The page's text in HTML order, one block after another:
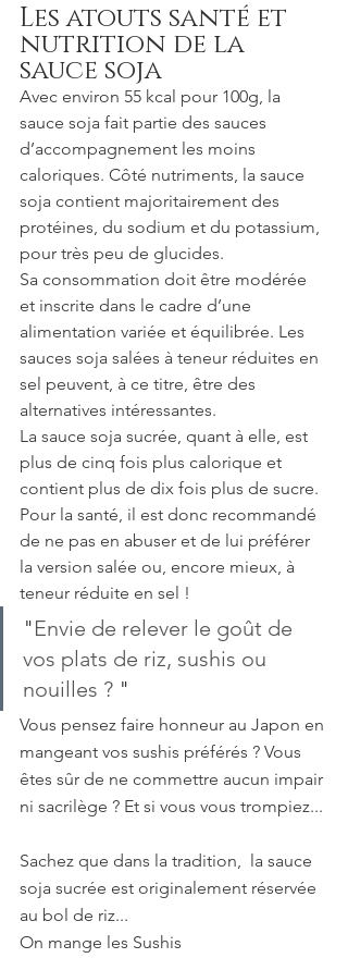
Les atouts santé et
nutrition de la
sauce soja
Avec environ 55 kcal pour 100g, la
sauce soja fait partie des sauces
d’accompagnement les moins
caloriques. Côté nutriments, la sauce
soja contient majoritairement des
protéines, du sodium et du potassium,
pour très peu de glucides.
Sa consommation doit être modérée
et inscrite dans le cadre d’une
alimentation variée et équilibrée. Les
sauces soja salées à teneur réduites en
sel peuvent, à ce titre, être des
alternatives intéressantes.
La sauce soja sucrée, quant à elle, est
plus de cinq fois plus calorique et
contient plus de dix fois plus de sucre.
Pour la santé, il est donc recommandé
de ne pas en abuser et de lui préférer
la version salée ou, encore mieux, à
teneur réduite en sel !
"Envie de relever le goût de
vos plats de riz, sushis ou
nouilles ? "
Vous pensez faire honneur au Japon en
mangeant vos sushis préférés ? Vous
êtes sûr de ne commettre aucun impair
ni sacrilège ? Et si vous vous trompiez...
Sachez que dans la tradition,  la sauce
soja sucrée est originalement réservée
au bol de riz...
On mange les Sushis